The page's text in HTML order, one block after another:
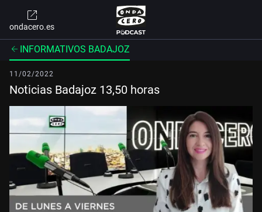
ondacero.es
INFORMATIVOS BADAJOZ
11/02/2022
Noticias Badajoz 13,50 horas